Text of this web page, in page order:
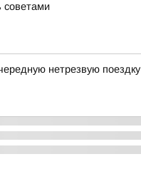
советами
нетрезвую поездку